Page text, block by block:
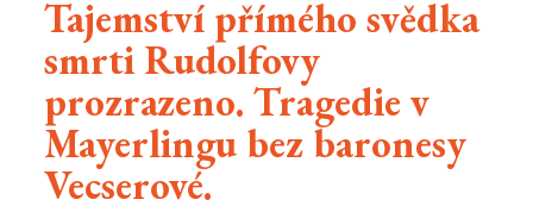
Tajemství přímého svědka
smrti Rudolfovy
prozrazeno. Tragedie v
Mayerlingu bez baronesy
Vecserové.